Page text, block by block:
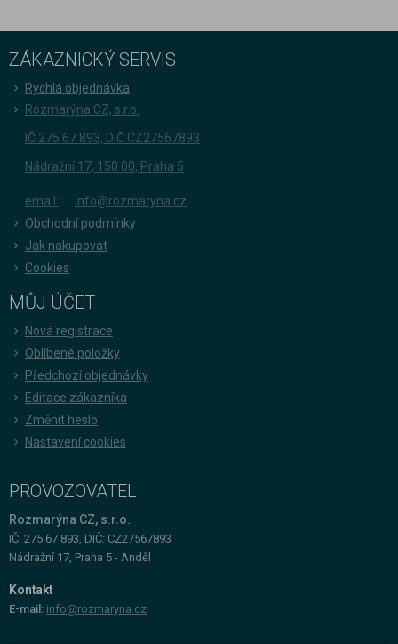
ZÁKAZNICKÝ SERVIS
Rychlá objednávka
Rozmarýna CZ, s.r.o.
IČ 275 67 893, DIČ CZ27567893
Nádražní 17, 150 00, Praha 5
email:
info@rozmaryna.cz
Obchodní podmínky
Jak nakupovat
Cookies
MŮJ ÚČET
Nová registrace
Oblíbené položky
Předchozí objednávky
Editace zákazníka
Změnit heslo
Nastavení cookies
PROVOZOVATEL
Rozmarýna CZ, s.r.o.
IČ: 275 67 893, DIČ: CZ27567893
Nádražní 17, Praha 5 - Anděl
Kontakt
E-mail: info@rozmaryna.cz